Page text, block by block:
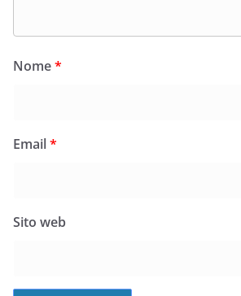
Nome*
Email*
Sito web